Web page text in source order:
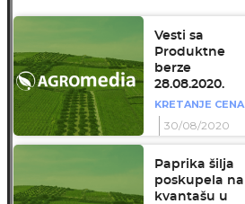
Vesti sa
Produktne
berze
28.08.2020.
KRETANJE CENA
30/08/2020
Paprika šilja
poskupela na
kvantašu u